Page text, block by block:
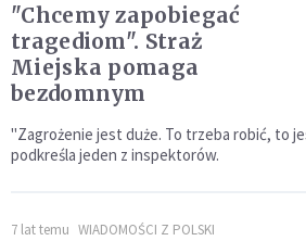
"Chcemy zapobiegać
tragediom". Straż
Miejska pomaga
bezdomnym
"Zagrożenie jest duże. To trzeba robić, to
podkreśla jeden z inspektorów.
7 lat temu WIADOMOŚCI Z POLSKI